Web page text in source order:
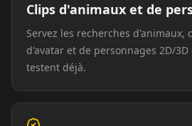
Clips d'animaux et de
Servez les recherches d'animaux,
d'avatar et de personnages 2D/
testent déjà.